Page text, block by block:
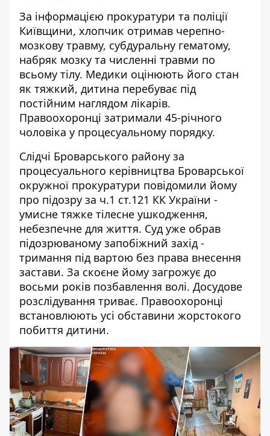
За інформацією прокуратури та поліції
Київщини, хлопчик отримав черепно-
мозкову травму, субдуральну гематому,
набряк мозку та численні травми по
всьому тілу. Медики оцінюють його стан
як тяжкий, дитина перебуває під
постійним наглядом лікарів.
Правоохоронці затримали 45-річного
чоловіка у процесуальному порядку.
Слідчі Броварського району за
процесуального керівництва Броварської
окружної прокуратури повідомили йому
про підозру за ч.1 ст.121 КК України -
умисне тяжке тілесне ушкодження,
небезпечне для життя. Суд уже обрав
підозрюваному запобіжний захід -
тримання під вартою без права внесення
застави. За скоєне йому загрожує до
восьми років позбавлення волі. Досудове
розслідування триває. Правоохоронці
встановлюють усі обставини жорстокого
побиття дитини.